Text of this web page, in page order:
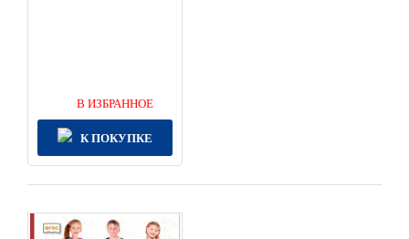
В ИЗБРАННОЕ
К ПОКУПКЕ